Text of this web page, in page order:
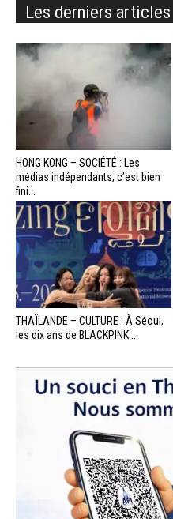
Les derniers articles
HONG KONG – SOCIÉTÉ : Les
médias indépendants, c’est bien
fini...
THAÏLANDE – CULTURE : À Séoul,
les dix ans de BLACKPINK...